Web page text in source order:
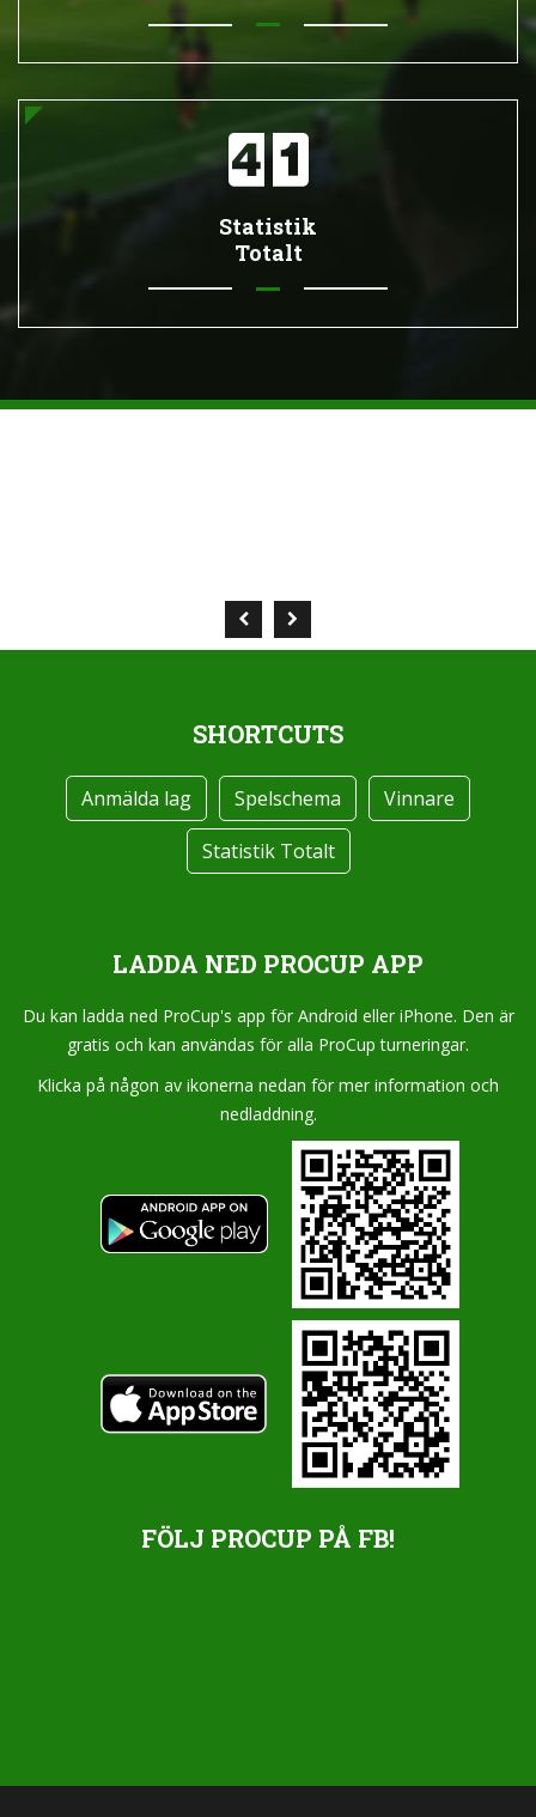
Statistik
Totalt
SHORTCUTS
Anmälda lag Spelschema
Vinnare
Statistik Totalt
LADDA NED PROCUP APP
Du kan ladda ned ProCup's app för Android eller iPhone. Den är
gratis och kan användas för alla ProCup turneringar.
Klicka på någon av ikonerna nedan för mer information och
nedladdning.
FÖLJ PROCUP PÅ FB!